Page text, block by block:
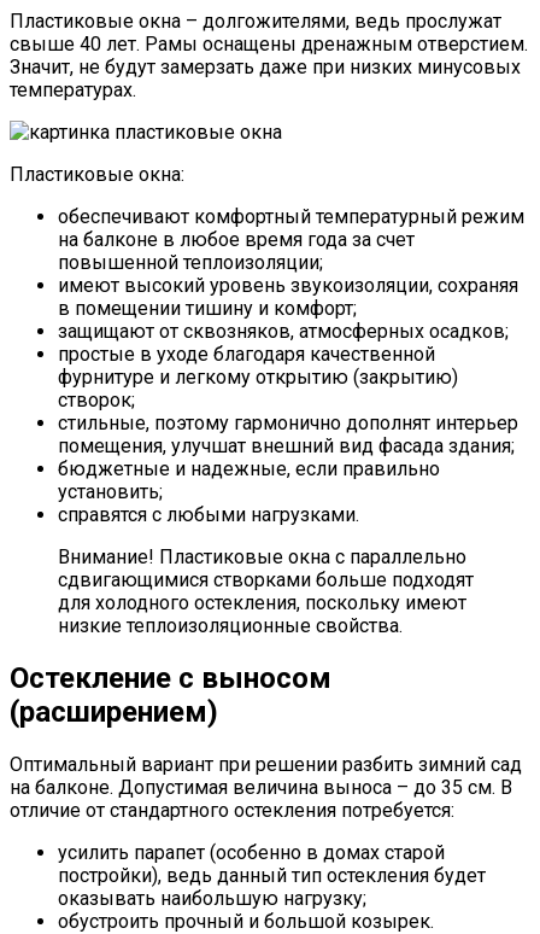
Пластиковые окна – долгожителями, ведь прослужат
свыше 40 лет. Рамы оснащены дренажным отверстием.
Значит, не будут замерзать даже при низких минусовых
температурах.
Пластиковые окна:
обеспечивают комфортный температурный режим
на балконе в любое время года за счет
повышенной теплоизоляции;
имеют высокий уровень звукоизоляции, сохраняя
в помещении тишину и комфорт;
защищают от сквозняков, атмосферных осадков;
простые в уходе благодаря качественной
фурнитуре и легкому открытию (закрытию)
створок;
стильные, поэтому гармонично дополнят интерьер
помещения, улучшат внешний вид фасада здания;
бюджетные и надежные, если правильно
установить;
справятся с любыми нагрузками.
Внимание! Пластиковые окна с параллельно
сдвигающимися створками больше подходят
для холодного остекления, поскольку имеют
низкие теплоизоляционные свойства.
Остекление с выносом
(расширением)
Оптимальный вариант при решении разбить зимний сад
на балконе. Допустимая величина выноса – до 35 см. В
отличие от стандартного остекления потребуется:
усилить парапет (особенно в домах старой
постройки), ведь данный тип остекления будет
оказывать наибольшую нагрузку;
обустроить прочный и большой козырек.